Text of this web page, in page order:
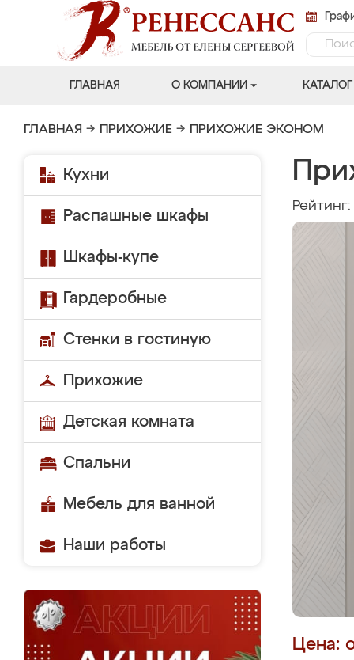
ГЛАВНАЯ О КОМПАНИИ КАТАЛОГ
ГЛАВНАЯ → ПРИХОЖИЕ → ПРИХОЖИЕ ЭКОНОМ
Кухни
Распашные шкафы
Шкафы-купе
Гардеробные
Стенки в гостиную
Прихожие
Детская комната
Спальни
Мебель для ванной
Наши работы
Рейтинг:
Цена: